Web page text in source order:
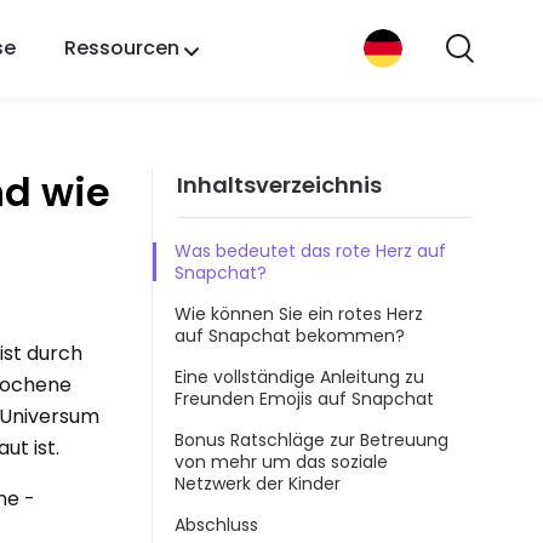
Ressourcen
wie
durch
ist.
-
Inhaltsverzeichnis
Was bedeutet das rote Herz auf
Snapchat?
Wie können Sie ein rotes Herz
auf Snapchat bekommen?
Eine vollständige Anleitung zu
Freunden Emojis auf Snapchat
Bonus Ratschläge zur Betreuung
von mehr um das soziale
Netzwerk der Kinder
Abschluss